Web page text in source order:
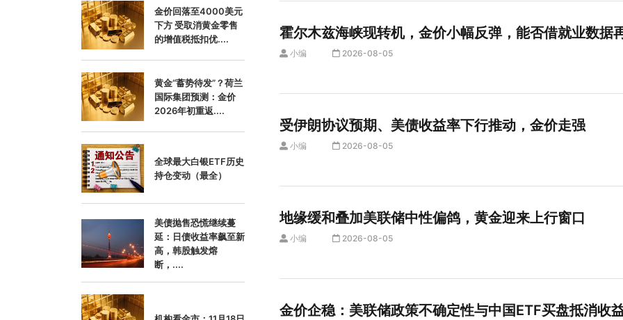
金价回落至4000美元
下方 受取消黄金零售
的增值税抵扣优....
黄金“蓄势待发”？荷兰
国际集团预测：金价
2026年初重返....
全球最大白银ETF历史
持仓变动（最全）
美债抛售恐慌继续蔓
延：日债收益率飙至新
高，韩股触发熔
断，....
霍尔木兹海峡现转机，金价小幅反弹，能否借就业数据
小编 2026-08-05
受伊朗协议预期、美债收益率下行推动，金价走强
小编 2026-08-05
地缘缓和叠加美联储中性偏鸽，黄金迎来上行窗口
小编 2026-08-05
金价企稳：美联储政策不确定性与中国ETF买盘抵消收